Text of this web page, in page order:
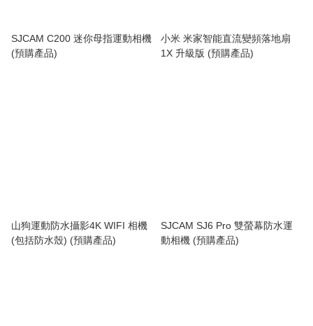
SJCAM C200 迷你母指運動相機
(預購產品)
小米 米家智能直流變頻落地扇
1X 升級版 (預購產品)
山狗運動防水攝影4K WIFI 相機
(包括防水殼) (預購產品)
SJCAM SJ6 Pro 雙螢幕防水運
動相機 (預購產品)